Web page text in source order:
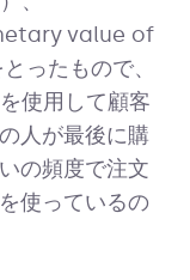
value of
ったもので、
使用して顧客
人が最後に購
の頻度で注文
使っているの